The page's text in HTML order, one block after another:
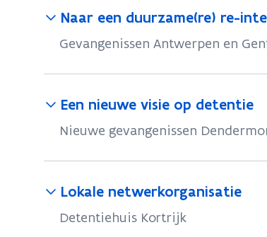
Naar een duurzame(re) re-
Gevangenissen Antwerpen en
Een nieuwe visie op detentie
Nieuwe gevangenissen
Lokale netwerkorganisatie
Detentiehuis Kortrijk